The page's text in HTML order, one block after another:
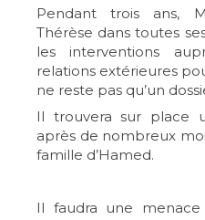
Pendant trois ans,
Thérèse dans toutes
les interventions
relations extérieures
ne reste pas qu’un
Il trouvera sur place
après de nombreux
famille d’Hamed.
Il faudra une